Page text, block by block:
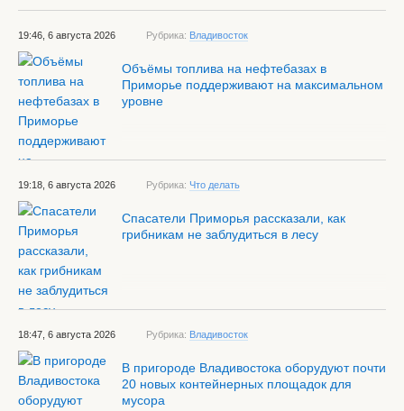
19:46, 6 августа 2026 Рубрика: Владивосток
Объёмы топлива на нефтебазах в
Приморье поддерживают на максимальном
уровне
19:18, 6 августа 2026 Рубрика: Что делать
Спасатели Приморья рассказали, как
грибникам не заблудиться в лесу
18:47, 6 августа 2026 Рубрика: Владивосток
В пригороде Владивостока оборудуют почти
20 новых контейнерных площадок для
мусора